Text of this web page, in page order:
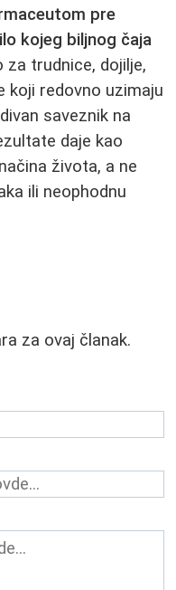
pre
kojeg biljnog čaja
za trudnice, dojilje,
koji redovno uzimaju
saveznik na
daje kao
života, a ne
ili neophodnu
za ovaj članak.